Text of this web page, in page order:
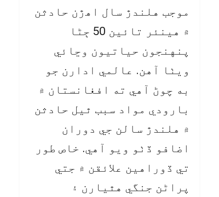
موجب هلندڙ سال اهڙن حادثن
۾ هينئر تائين 50 ڄڻا
پنهنجون حياتيون وڃائي
ويٺا آهن. عالمي ادارن جو
به چوڻ آهي ته افغانستان ۾
بارودي مواد سبب ٿيل حادثن
۾ هلندڙ سالن جي دوران
اضافو ڏٺو ويو آهي. خاص طور
تي ڏوراهين علائقن ۾ جتي
پراڻن جنگي هٿيارن ۽